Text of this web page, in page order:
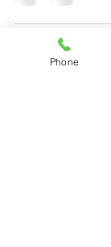
29 juil. 2024
Calendrier
Phone